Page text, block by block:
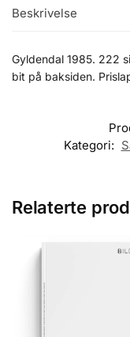
Beskrivelse
Gyldendal 1985. 222
bit på baksiden.
Kategori:
Relaterte